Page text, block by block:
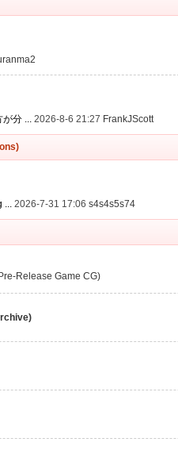
分 ... 2026-8-6 21:27 FrankJScott
... 2026-7-31 17:06 s4s4s5s74
Release Game CG)